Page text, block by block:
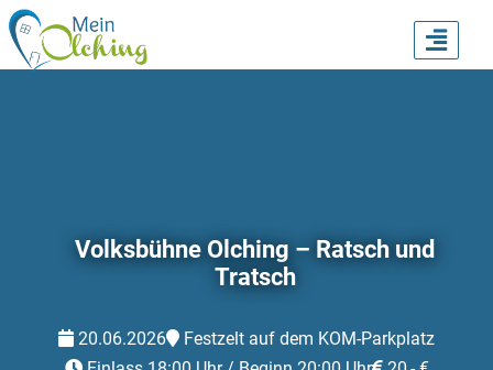
Volksbühne Olching – Ratsch und
Tratsch
20.06.2026
Festzelt auf dem KOM-Parkplatz